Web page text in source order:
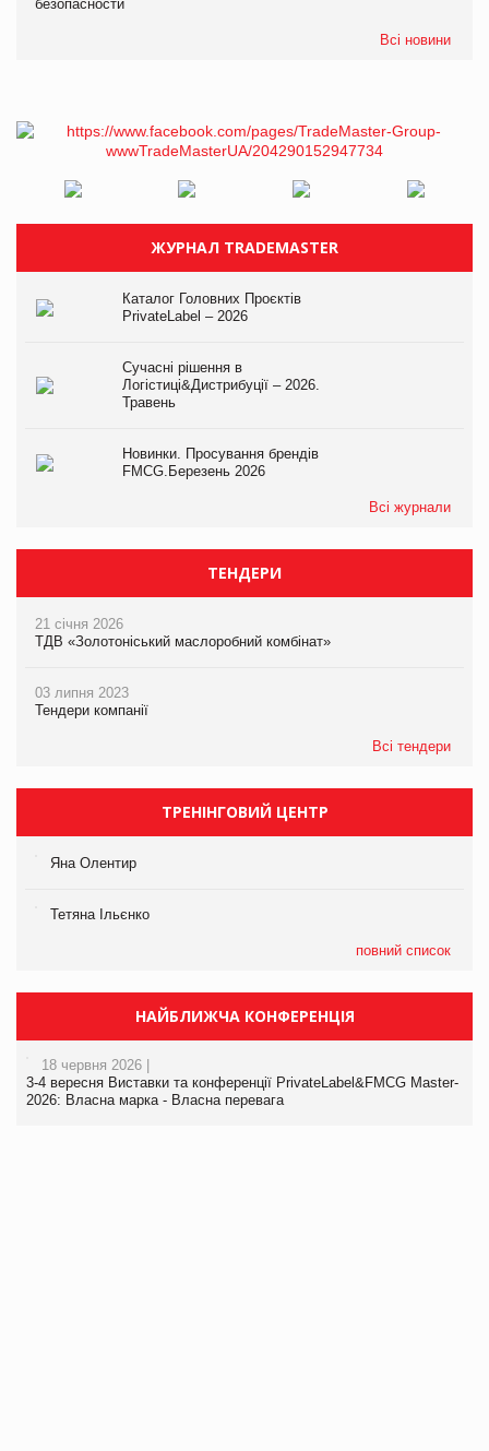
безопасности
Всі новини
ЖУРНАЛ TRADEMASTER
Каталог Головних Проєктів
PrivateLabel – 2026
Сучасні рішення в
Логістиці&Дистрибуції – 2026.
Травень
Новинки. Просування брендів
FMCG.Березень 2026
Всі журнали
ТЕНДЕРИ
21 січня 2026
ТДВ «Золотоніський маслоробний комбінат»
03 липня 2023
Тендери компанії
Всі тендери
ТРЕНІНГОВИЙ ЦЕНТР
Яна Олентир
Тетяна Ільєнко
повний список
НАЙБЛИЖЧА КОНФЕРЕНЦІЯ
18 червня 2026 |
3-4 вересня Виставки та конференції PrivateLabel&FMCG Master-
2026: Власна марка - Власна перевага